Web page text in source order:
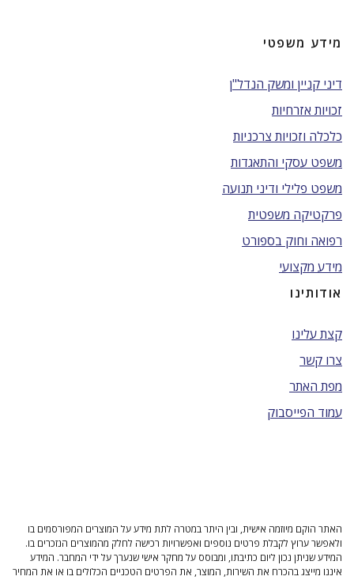
מידע משפטי
דיני קניין ומשק הנדל"ן
זכויות אזרחיות
כלכלה וזכויות צרכניות
משפט עסקי והתאגדות
משפט פלילי ודיני תנועה
פרקטיקה משפטית
רפואה וחוק בספורט
מידע מקצועי
אודותינו
קצת עלינו
צרו קשר
מפת האתר
עמוד הפייסבוק
האתר הוקם מיוזמה אישית, ובין היתר במטרה לתת מידע על המוצרים המפורסמים בו
ולאפשר ערוץ לקבלת פרטים נוספים ואפשרויות רכישה לחלק מהמוצרים הנזכרים בו.
המידע שניתן נכון ליום כתיבתו, ומבוסס על מחקר אישי שנערך על ידי המחבר. המידע
איננו מייצג בהכרח את השירות, המוצר, את הפרטים הטכניים הכלולים בו או את המחיר